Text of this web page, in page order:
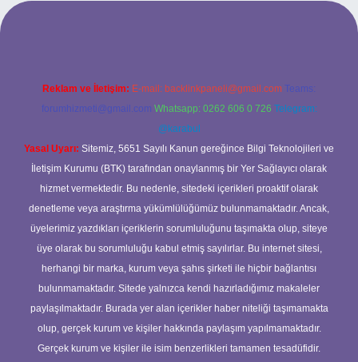
giriş
Reklam ve İletişim: E-mail: backlinkpaneli@gmail.com Teams:
forumhizmeti@gmail.com Whatsapp: 0262 606 0 726 Telegram:
@karabul
Yasal Uyarı: Sitemiz, 5651 Sayılı Kanun gereğince Bilgi Teknolojileri ve
İletişim Kurumu (BTK) tarafından onaylanmış bir Yer Sağlayıcı olarak
hizmet vermektedir. Bu nedenle, sitedeki içerikleri proaktif olarak
denetleme veya araştırma yükümlülüğümüz bulunmamaktadır. Ancak,
üyelerimiz yazdıkları içeriklerin sorumluluğunu taşımakta olup, siteye
üye olarak bu sorumluluğu kabul etmiş sayılırlar. Bu internet sitesi,
herhangi bir marka, kurum veya şahıs şirketi ile hiçbir bağlantısı
bulunmamaktadır. Sitede yalnızca kendi hazırladığımız makaleler
paylaşılmaktadır. Burada yer alan içerikler haber niteliği taşımamakta
olup, gerçek kurum ve kişiler hakkında paylaşım yapılmamaktadır.
Gerçek kurum ve kişiler ile isim benzerlikleri tamamen tesadüfidir.